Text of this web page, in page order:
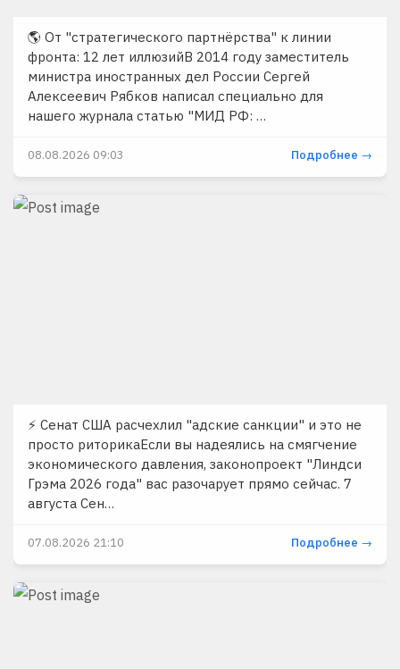
🌎 От "стратегического партнёрства" к линии
фронта: 12 лет иллюзийВ 2014 году заместитель
министра иностранных дел России Сергей
Алексеевич Рябков написал специально для
нашего журнала статью "МИД РФ: …
08.08.2026 09:03 Подробнее →
⚡️ Сенат США расчехлил "адские санкции" и это не
просто риторикаЕсли вы надеялись на смягчение
экономического давления, законопроект "Линдси
Грэма 2026 года" вас разочарует прямо сейчас. 7
августа Сен…
07.08.2026 21:10 Подробнее →